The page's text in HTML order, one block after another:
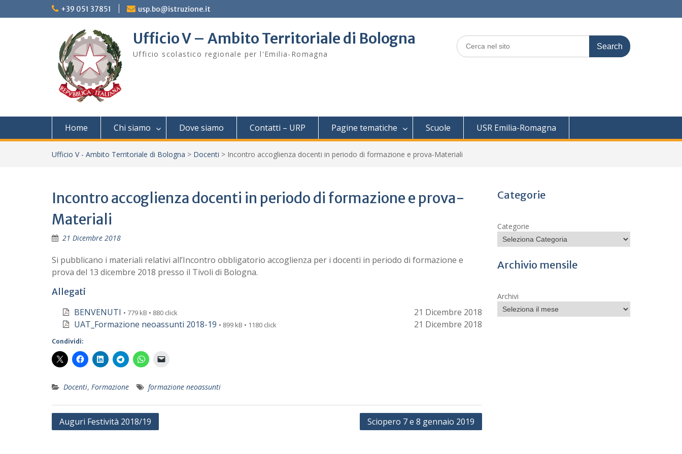
to
+39 051 37851 usp.bo@istruzione.it
Ufficio V – Ambito Territoriale di Bologna
Ufficio scolastico regionale per l'Emilia-Romagna
Search
for:
Home Chi siamo Dove siamo Contatti – URP Pagine tematiche Scuole USR Emilia-Romagna
Ufficio V - Ambito Territoriale di Bologna > Docenti > Incontro accoglienza docenti in periodo di formazione e prova-Materiali
Incontro accoglienza docenti in periodo di formazione e prova-
Materiali
21 Dicembre 2018
Si pubblicano i materiali relativi all’Incontro obbligatorio accoglienza per i docenti in periodo di formazione e
prova del 13 dicembre 2018 presso il Tivoli di Bologna.
Allegati
BENVENUTI • 779 kB • 880 click
21 Dicembre 2018
UAT_Formazione neoassunti 2018-19 • 899 kB • 1180 click 21 Dicembre 2018
Condividi:
Docenti, Formazione formazione neoassunti
Navigazione
Auguri Festività 2018/19 Sciopero 7 e 8 gennaio 2019
Categorie
Categorie
Archivio mensile
Archivi